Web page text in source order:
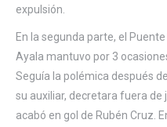
expulsión.
En la segunda parte, el
Ayala mantuvo por 3
Seguía la polémica después
su auxiliar, decretara fuera
acabó en gol de Rubén Cruz.